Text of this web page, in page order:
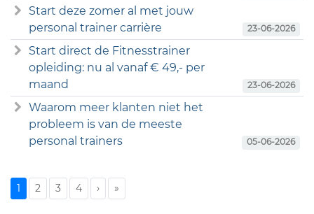
Start deze zomer al met jouw
personal trainer carrière
23-06-2026
Start direct de Fitnesstrainer
opleiding: nu al vanaf € 49,- per
maand
23-06-2026
Waarom meer klanten niet het
probleem is van de meeste
personal trainers
05-06-2026
1 2 3 4 › »